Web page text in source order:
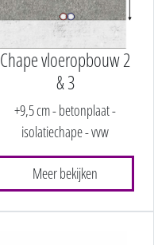
Chape vloeropbouw 2
& 3
+9,5 cm - betonplaat -
isolatiechape - vvw
Meer bekijken